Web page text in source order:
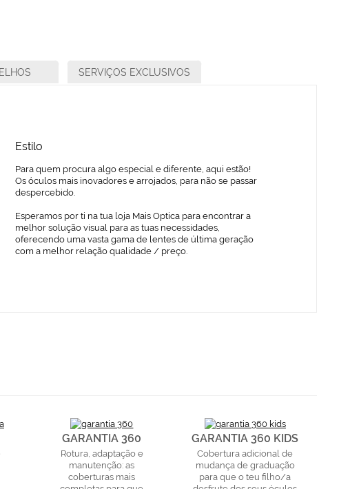
Estilo
Para quem procura algo especial e diferente, aqui estão!
Os óculos mais inovadores e arrojados, para não se passar
despercebido.
Esperamos por ti na tua loja Mais Optica para encontrar a
melhor solução visual para as tuas necessidades,
oferecendo uma vasta gama de lentes de última geração
com a melhor relação qualidade / preço.
SERVIÇOS EXCLUSIVOS
GARANTIA 360
Rotura, adaptação e
manutenção: as
coberturas mais
GARANTIA 360 KIDS
Cobertura adicional de
mudança de graduação
para que o teu filho/a